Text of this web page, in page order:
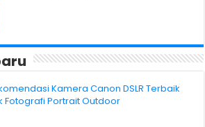
Kamera Canon DSLR Terbaik
Fotografi Portrait Outdoor